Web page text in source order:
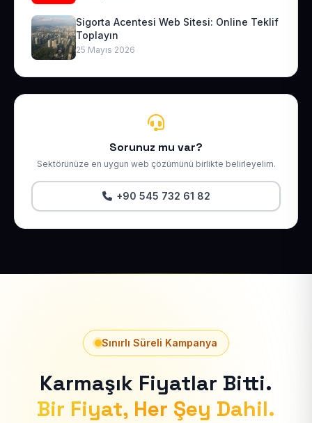
Sigorta Acentesi Web Sitesi: Online Teklif
Toplayın
25 Mayıs 2026
Sorunuz mu var?
Sektörünüze en uygun web çözümünü birlikte belirleyelim.
+90 545 732 61 82
Sınırlı Süreli Kampanya
Karmaşık Fiyatlar Bitti.
Bir Fiyat, Her Şey Dahil.